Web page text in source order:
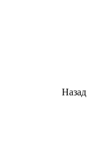
Назад